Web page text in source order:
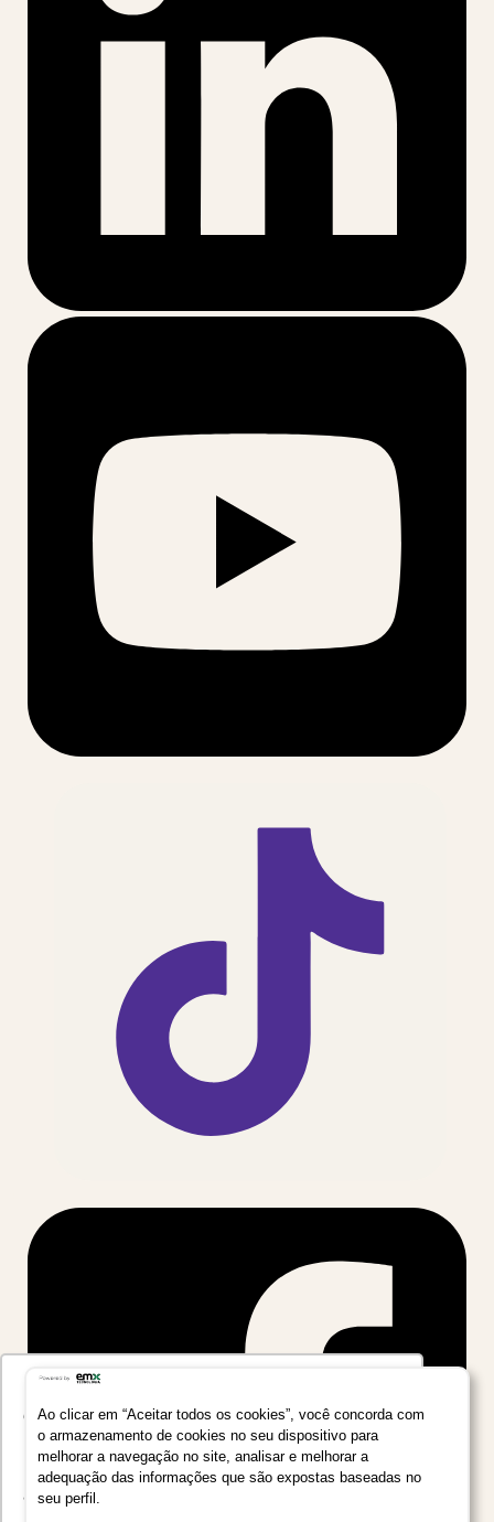
Utilizamos seus dados para oferecer uma
experiência mais relevante ao analisar e
personalizar conteúdos e anúncios em nossa
plataforma e em serviços de terceiros. Consulte
a Política de Privacidade de Dados do Grupo
Ao clicar em “Aceitar todos os cookies”, você concorda com
o armazenamento de cookies no seu dispositivo para
melhorar a navegação no site, analisar e melhorar a
adequação das informações que são expostas baseadas no
seu perfil.